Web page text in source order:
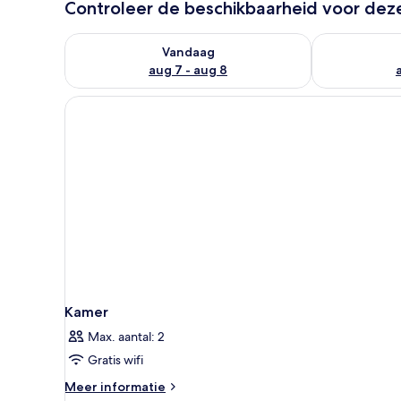
Controleer de beschikbaarheid voor
Vandaag
aug 7 - aug 8
De beschikbaarheid controleren voor vanavond aug
De
Kamer
Max. aantal: 2
Gratis wifi
Meer informatie
Meer